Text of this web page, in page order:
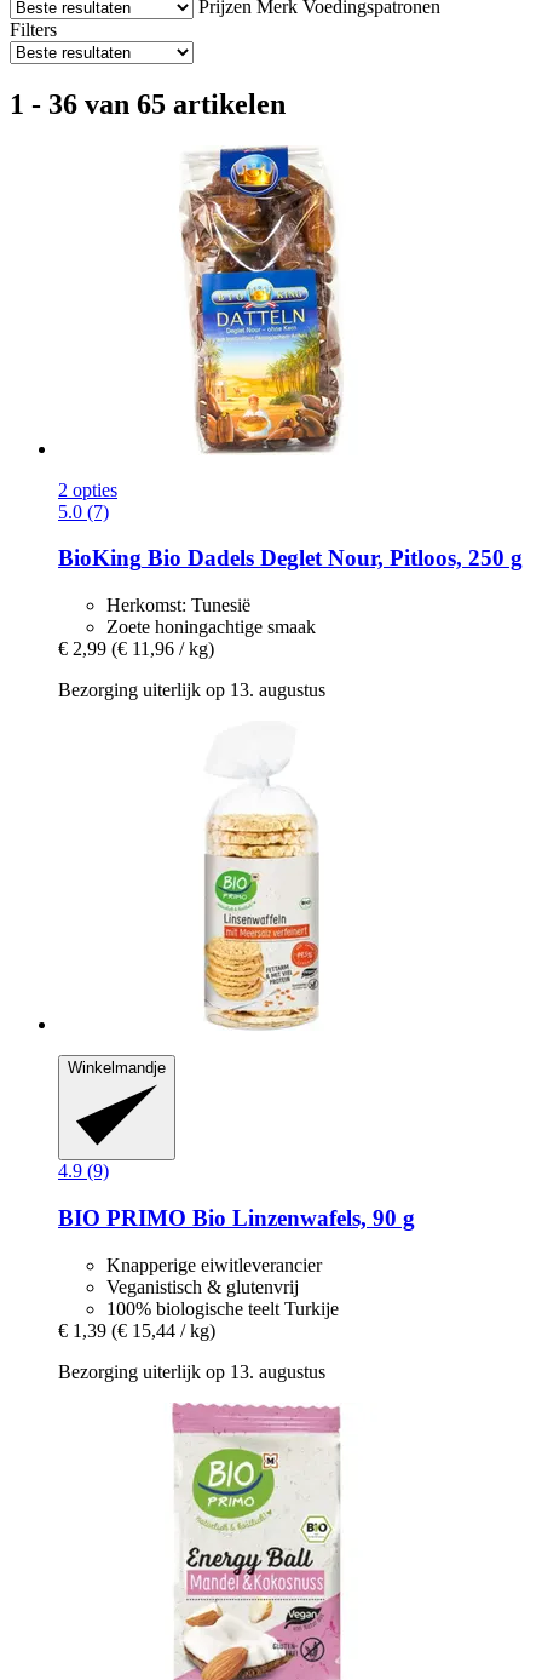
Prijzen Merk Voedingspatronen
Filters
1 - 36 van 65 artikelen
2 opties
5.0 (7)
BioKing Bio Dadels Deglet Nour, Pitloos, 250 g
Herkomst: Tunesië
Zoete honingachtige smaak
€ 2,99 (€ 11,96 / kg)
Bezorging uiterlijk op 13. augustus
Winkelmandje
4.9 (9)
BIO PRIMO Bio Linzenwafels, 90 g
Knapperige eiwitleverancier
Veganistisch & glutenvrij
100% biologische teelt Turkije
€ 1,39 (€ 15,44 / kg)
Bezorging uiterlijk op 13. augustus